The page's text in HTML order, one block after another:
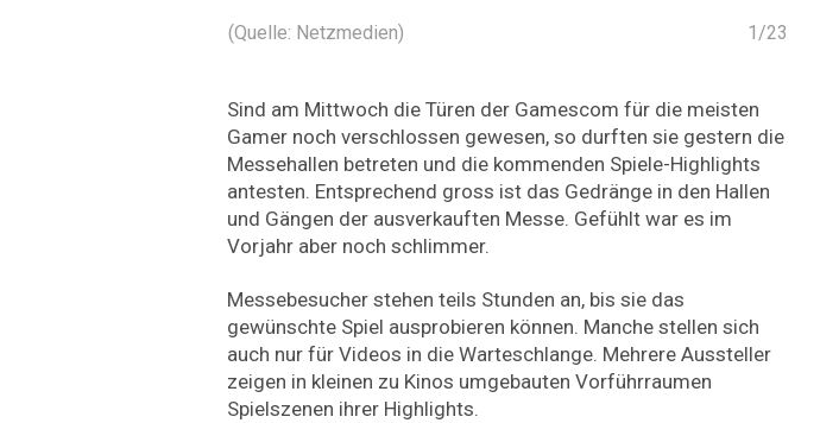
1/23
(Quelle: Netzmedien)
Sind am Mittwoch die Türen der Gamescom für die meisten
Gamer noch verschlossen gewesen, so durften sie gestern die
Messehallen betreten und die kommenden Spiele-Highlights
antesten. Entsprechend gross ist das Gedränge in den Hallen
und Gängen der ausverkauften Messe. Gefühlt war es im
Vorjahr aber noch schlimmer.
Messebesucher stehen teils Stunden an, bis sie das
gewünschte Spiel ausprobieren können. Manche stellen sich
auch nur für Videos in die Warteschlange. Mehrere Aussteller
zeigen in kleinen zu Kinos umgebauten Vorführraumen
Spielszenen ihrer Highlights.